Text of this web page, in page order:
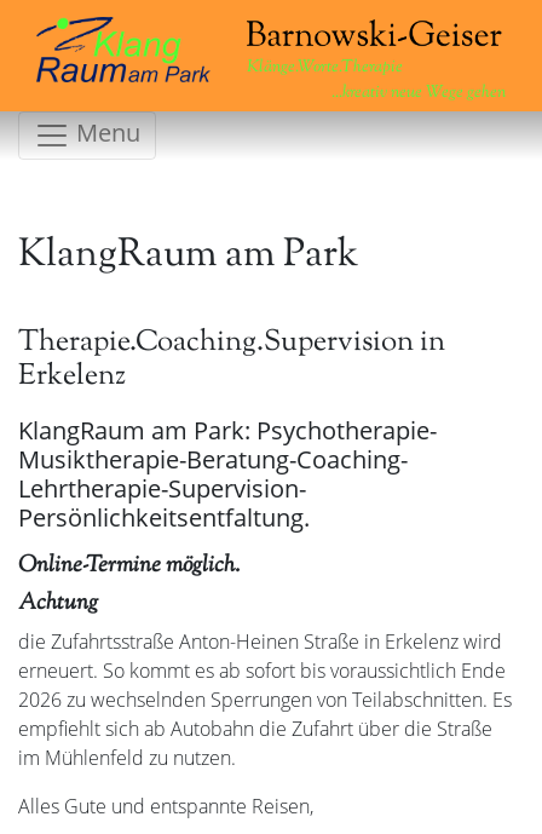
Klänge.Worte.Therapie
...kreativ neue Wege gehen
Menu
KlangRaum am Park
Therapie.Coaching.Supervision in
Erkelenz
KlangRaum am Park: Psychotherapie-
Musiktherapie-Beratung-Coaching-
Lehrtherapie-Supervision-
Persönlichkeitsentfaltung.
Online-Termine möglich.
Achtung
die Zufahrtsstraße Anton-Heinen Straße in Erkelenz wird
erneuert. So kommt es ab sofort bis voraussichtlich Ende
2026 zu wechselnden Sperrungen von Teilabschnitten. Es
empfiehlt sich ab Autobahn die Zufahrt über die Straße
im Mühlenfeld zu nutzen.
Alles Gute und entspannte Reisen,